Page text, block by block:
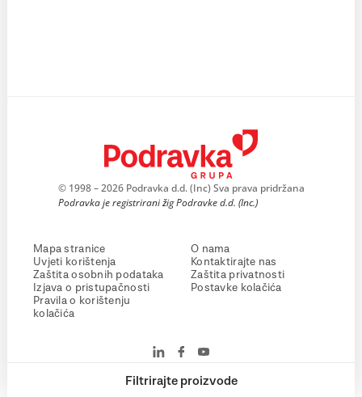
Filtrirajte proizvode
© 1998 – 2026 Podravka d.d. (Inc) Sva prava pridržana
Podravka je registrirani žig Podravke d.d. (Inc.)
Mapa stranice
Uvjeti korištenja
Zaštita osobnih podataka
Izjava o pristupačnosti
Pravila o korištenju
kolačića
O nama
Kontaktirajte nas
Zaštita privatnosti
Postavke kolačića